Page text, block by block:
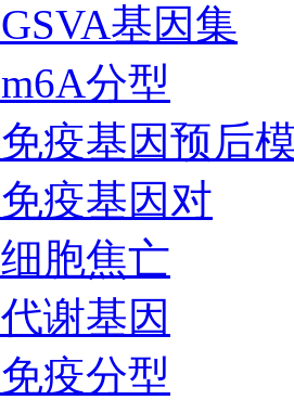
GSVA基因集
m6A分型
免疫基因预后
免疫基因对
细胞焦亡
代谢基因
免疫分型